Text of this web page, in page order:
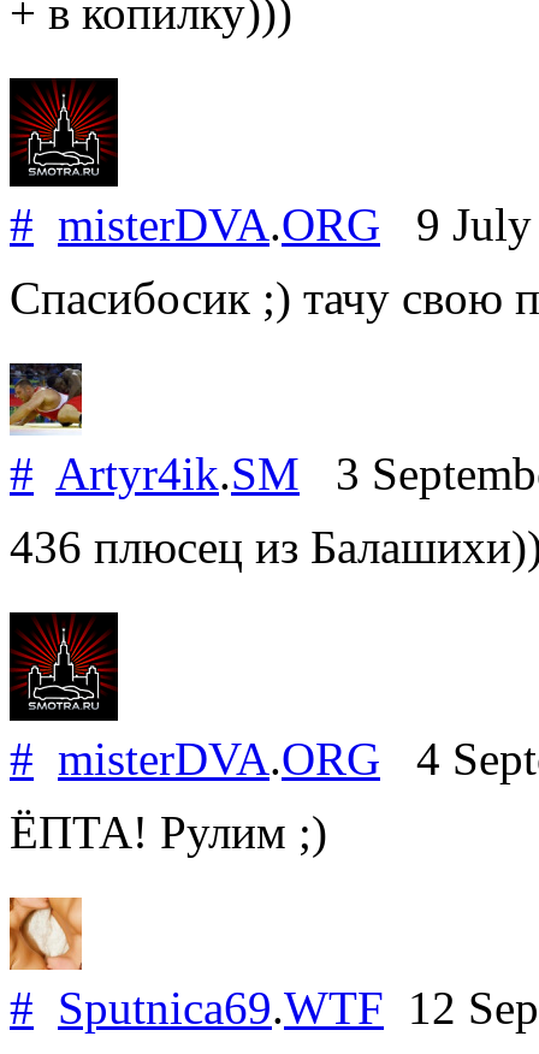
+ в копилку)))
# misterDVA.ORG 9
Спасибосик ;) тачу свою
# Artyr4ik.SM 3
436 плюсец из
# misterDVA.ORG 4
ЁПТА! Рулим ;)
# Sputnica69.WTF 12